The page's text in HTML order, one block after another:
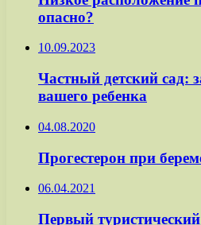
опасно?
10.09.2023
Частный детский сад:
вашего ребенка
04.08.2020
Прогестерон при
06.04.2021
Первый